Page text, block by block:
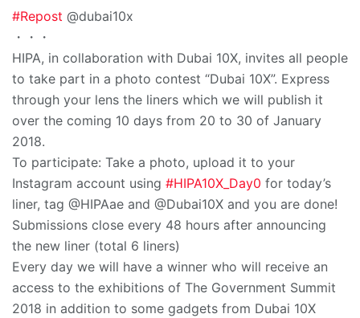
#Repost @dubai10x
・・・
HIPA, in collaboration with Dubai 10X, invites all people
to take part in a photo contest “Dubai 10X”. Express
through your lens the liners which we will publish it
over the coming 10 days from 20 to 30 of January
2018.
To participate: Take a photo, upload it to your
Instagram account using #HIPA10X_Day0 for today’s
liner, tag @HIPAae and @Dubai10X and you are done!
Submissions close every 48 hours after announcing
the new liner (total 6 liners)
Every day we will have a winner who will receive an
access to the exhibitions of The Government Summit
2018 in addition to some gadgets from Dubai 10X